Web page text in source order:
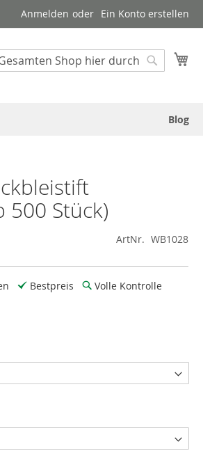
Anmelden Ein Konto erstellen
Suche
Blog
500 Stück)
ArtNr. WB1028
Bestpreis
Volle Kontrolle